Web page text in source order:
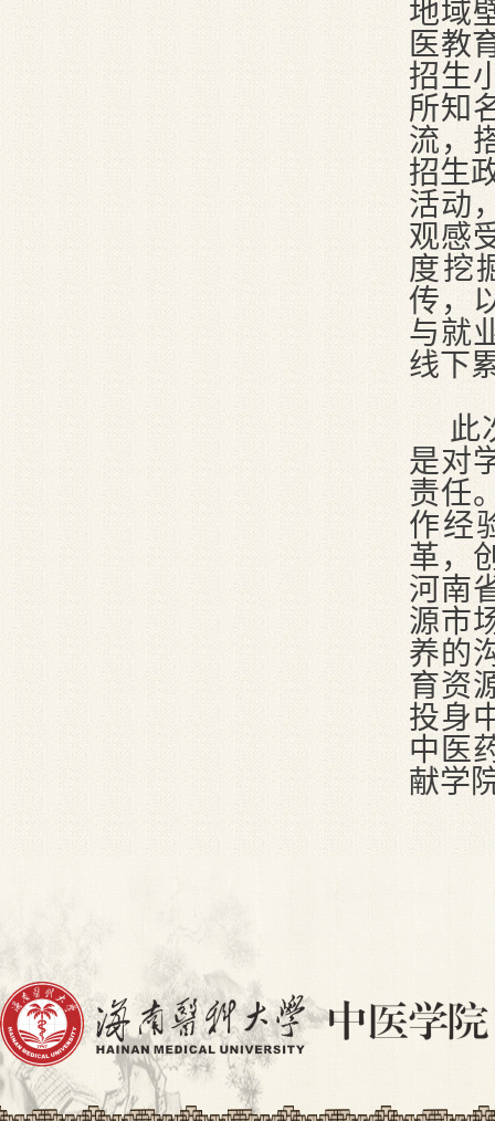
地域
医教
招生
所知
流，
招生
活动
观感
度挖
传，
与就
线下
此
是对
责任
作经
革，
河南
源市
养的
育资
投身
中医
献学